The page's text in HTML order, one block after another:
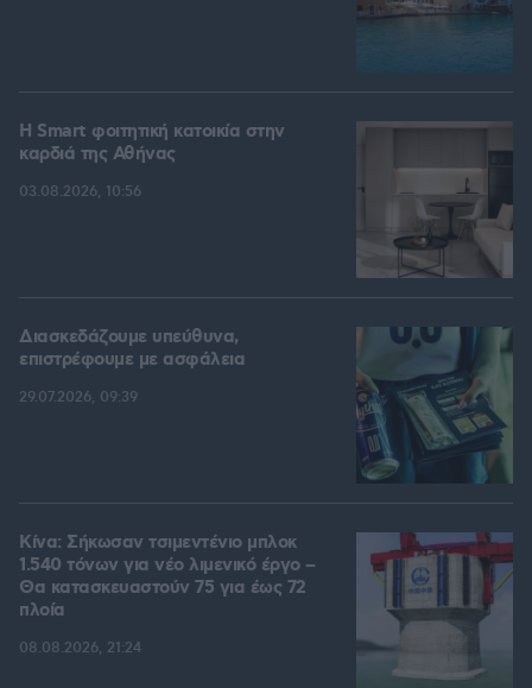
Η Smart φοιτητική κατοικία στην
καρδιά της Αθήνας
03.08.2026, 10:56
Διασκεδάζουμε υπεύθυνα,
επιστρέφουμε με ασφάλεια
29.07.2026, 09:39
Κίνα: Σήκωσαν τσιμεντένιο μπλοκ
1.540 τόνων για νέο λιμενικό έργο –
Θα κατασκευαστούν 75 για έως 72
πλοία
08.08.2026, 21:24